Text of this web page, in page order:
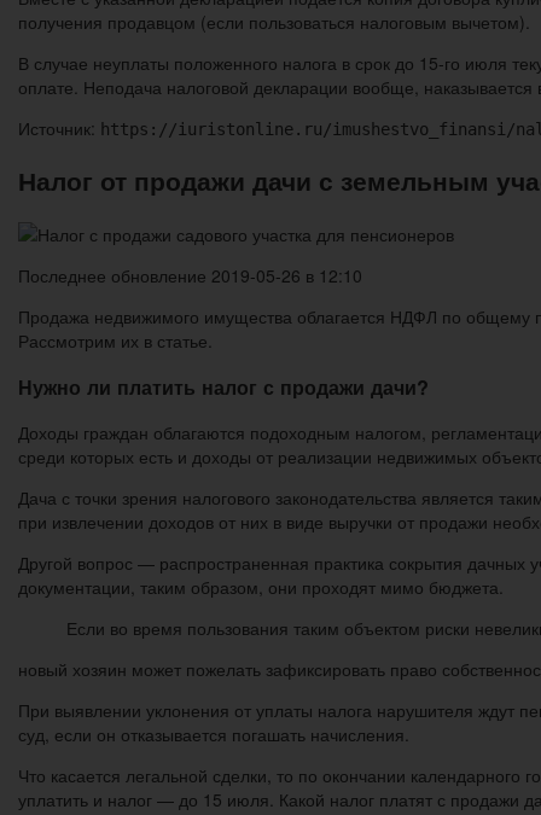
получения продавцом (если пользоваться налоговым вычетом).
В случае неуплаты положенного налога в срок до 15-го июля
оплате. Неподача налоговой декларации вообще,
Источник: https://iuristonline.ru/imushestvo_finansi/
Налог от продажи дачи с земельным
Последнее обновление 2019-05-26 в 12:10
Продажа недвижимого имущества облагается НДФЛ по общему
Рассмотрим их в статье.
Нужно ли платить налог с продажи дачи?
Доходы граждан облагаются подоходным налогом,
среди которых есть и доходы от реализации недвижимых
Дача с точки зрения налогового законодательства является
при извлечении доходов от них в виде выручки от продажи
Другой вопрос — распространенная практика сокрытия дачных
документации, таким образом, они проходят мимо бюджета.
Если во время пользования таким объектом риски
новый хозяин может пожелать зафиксировать право
При выявлении уклонения от уплаты налога нарушителя ждут
суд, если он отказывается погашать начисления.
Что касается легальной сделки, то по окончании
уплатить и налог — до 15 июля. Какой налог платят с продажи